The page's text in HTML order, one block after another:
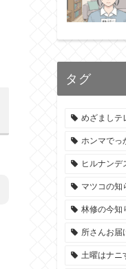
タグ
めざましテ
ホンマでっ
ヒルナンデ
マツコの知
林修の今知
所さんお届
土曜はナニ